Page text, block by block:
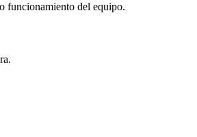
funcionamiento del equipo.